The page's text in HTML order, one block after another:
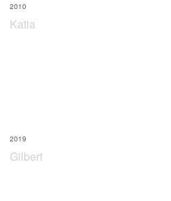
Katia
2010
Gilbert
2019